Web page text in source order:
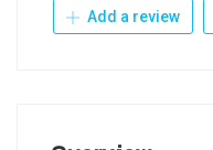
Add a review